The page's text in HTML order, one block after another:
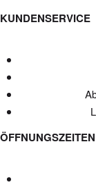
KUNDENSERVICE
ÖFFNUNGSZEITEN